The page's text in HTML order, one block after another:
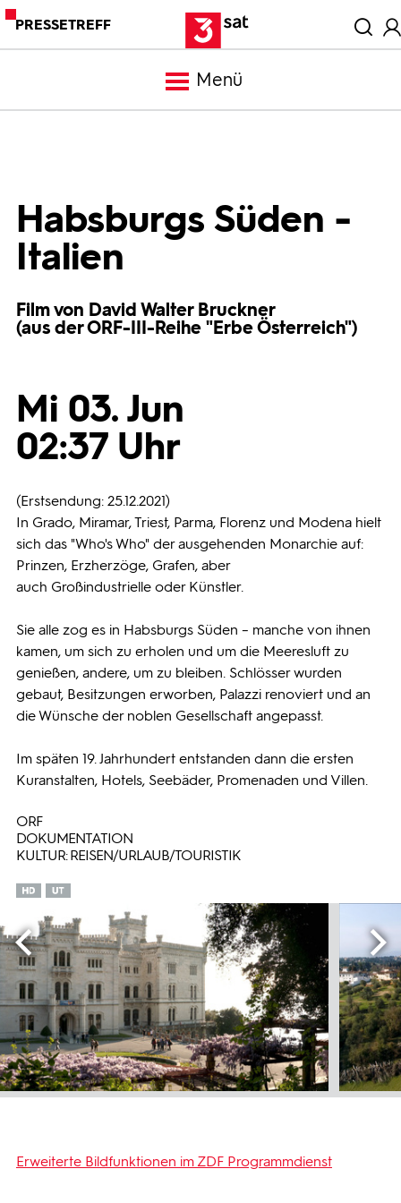
PRESSETREFF
Menü
Trailer
Programmwochen
Habsburgs Süden -
Italien
Film von David Walter Bruckner
(aus der ORF-III-Reihe "Erbe Österreich")
Mi 03. Jun
02:37 Uhr
(Erstsendung: 25.12.2021)
In Grado, Miramar, Triest, Parma, Florenz und Modena hielt
sich das "Who's Who" der ausgehenden Monarchie auf:
Prinzen, Erzherzöge, Grafen, aber
auch Großindustrielle oder Künstler.
Sie alle zog es in Habsburgs Süden – manche von ihnen
kamen, um sich zu erholen und um die Meeresluft zu
genießen, andere, um zu bleiben. Schlösser wurden
gebaut, Besitzungen erworben, Palazzi renoviert und an
die Wünsche der noblen Gesellschaft angepasst.
Im späten 19. Jahrhundert entstanden dann die ersten
Kuranstalten, Hotels, Seebäder, Promenaden und Villen.
ORF
DOKUMENTATION
KULTUR: REISEN/URLAUB/TOURISTIK
Erweiterte Bildfunktionen im ZDF Programmdienst